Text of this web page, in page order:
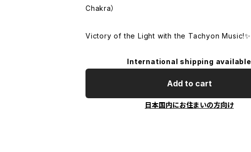
Chakra）
Victory of the Light with the Tachyon Music!✨
International shipping available
Add to cart
日本国内にお住まいの方向け